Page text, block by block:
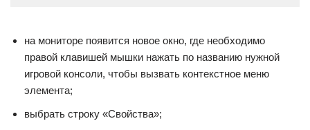
на мониторе появится новое окно, где необходимо
правой клавишей мышки нажать по названию нужной
игровой консоли, чтобы вызвать контекстное меню
элемента;
выбрать строку «Свойства»;